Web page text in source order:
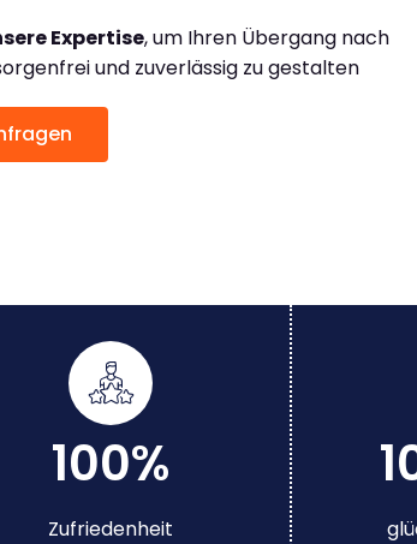
Expertise, um Ihren Übergang nach
und zuverlässig zu gestalten
100%
Zufriedenheit